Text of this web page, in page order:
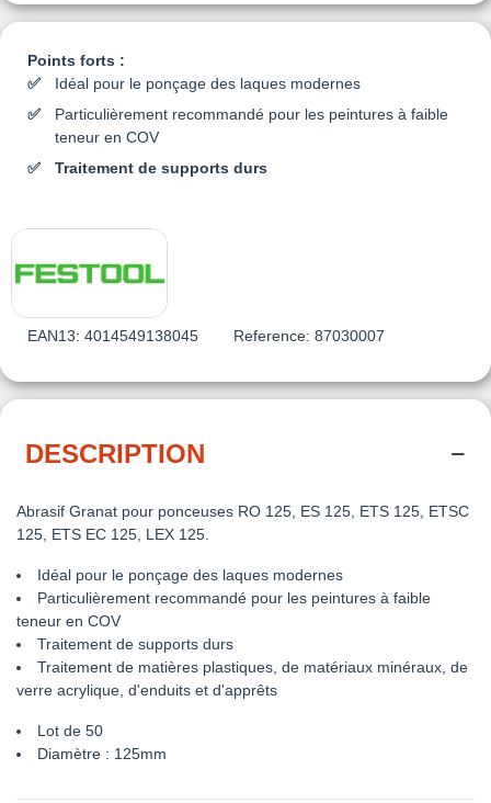
Points forts :
Idéal pour le ponçage des laques modernes
Particulièrement recommandé pour les peintures à faible
teneur en COV
Traitement de supports durs
EAN13: 4014549138045 Reference: 87030007
DESCRIPTION
Abrasif Granat pour ponceuses RO 125, ES 125, ETS 125, ETSC
125, ETS EC 125, LEX 125.
Idéal pour le ponçage des laques modernes
Particulièrement recommandé pour les peintures à faible
teneur en COV
Traitement de supports durs
Traitement de matières plastiques, de matériaux minéraux, de
verre acrylique, d'enduits et d'apprêts
Lot de 50
Diamètre : 125mm